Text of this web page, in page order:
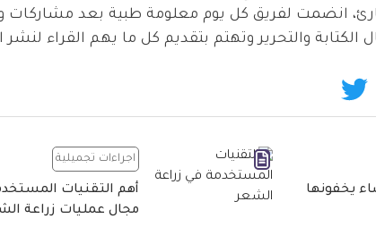
انضمت لفريق كل يوم معلومة طبية بعد مشاركات
الكتابة والتحرير وتهتم بتقديم كل ما يهم القراء
Follow
facebook
Follow
twitter
يخفونها
اجراءات تجميلية
أهم التقنيات
مجال عمليات زراعة